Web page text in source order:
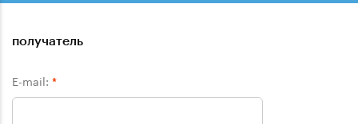
получатель
E-mail: *